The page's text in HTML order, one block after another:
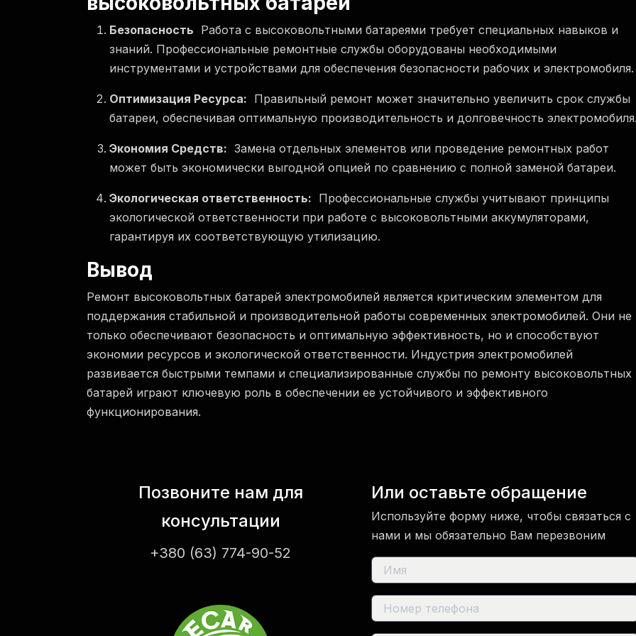
Безопасность Работа с высоковольтными батареями требует специальных навыков и
знаний. Профессиональные ремонтные службы оборудованы необходимыми
инструментами и устройствами для обеспечения безопасности рабочих и электромобиля.
Оптимизация Ресурса: Правильный ремонт может значительно увеличить срок службы
батареи, обеспечивая оптимальную производительность и долговечность
Экономия Средств: Замена отдельных элементов или проведение ремонтных работ
может быть экономически выгодной опцией по сравнению с полной заменой батареи.
Экологическая ответственность: Профессиональные службы учитывают принципы
экологической ответственности при работе с высоковольтными аккумуляторами,
гарантируя их соответствующую утилизацию.
Вывод
Ремонт высоковольтных батарей электромобилей является критическим элементом для
поддержания стабильной и производительной работы современных электромобилей. Они не
только обеспечивают безопасность и оптимальную эффективность, но и способствуют
экономии ресурсов и экологической ответственности. Индустрия электромобилей
развивается быстрыми темпами и специализированные службы по ремонту высоковольтных
батарей играют ключевую роль в обеспечении ее устойчивого и эффективного
функционирования.
Позвоните нам для
консультации
+380 (63) 774-90-52
Или оставьте обращение
Используйте форму ниже, чтобы связаться с
нами и мы обязательно Вам перезвоним